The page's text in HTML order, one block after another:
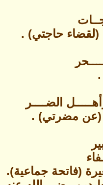
حاجتي) .
الضــــر
(عن مضرتي) .
(فاتحة جماعية).